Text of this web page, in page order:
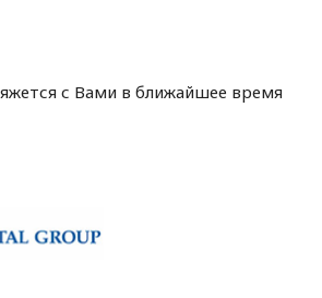
с Вами в ближайшее время